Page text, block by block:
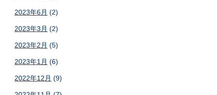
2023年6月 (2)
2023年3月 (2)
2023年2月 (5)
2023年1月 (6)
2022年12月 (9)